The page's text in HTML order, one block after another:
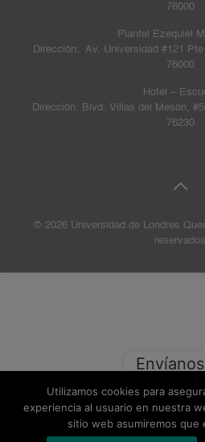
76000
Plantel Ezequiel
Dirección: Av. Universidad #121
76000
Hotel –
Dirección: Blvd. Villas del Mesón,
76230
© 2026 Universidad de Londres
reservados
Utilizamos cookies para
experiencia al usuario en nuestra
sitio web asumiremos que